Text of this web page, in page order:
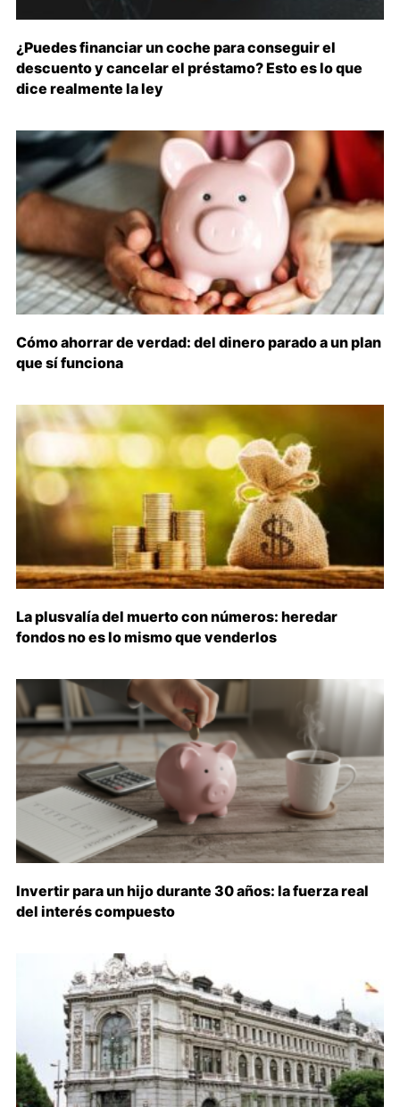
¿Puedes financiar un coche para conseguir el
descuento y cancelar el préstamo? Esto es lo que
dice realmente la ley
Cómo ahorrar de verdad: del dinero parado a un plan
que sí funciona
La plusvalía del muerto con números: heredar
fondos no es lo mismo que venderlos
Invertir para un hijo durante 30 años: la fuerza real
del interés compuesto